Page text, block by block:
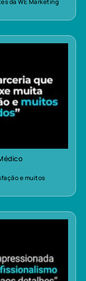
da WE Marketing
e muitos